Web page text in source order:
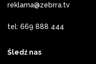
reklama@zebrra.tv
tel: 669 888 444
Śledź nas